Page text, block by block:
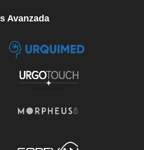
Avanzada